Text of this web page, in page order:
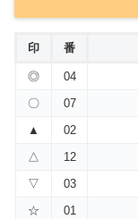
印 番
◎ 04
〇
07
▲
02
△
12
▽
03
☆
01